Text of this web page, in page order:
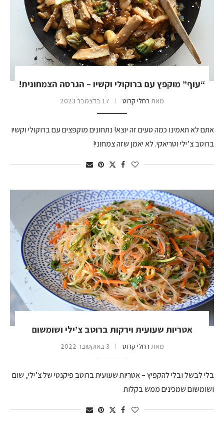
“עוף” מוקפץ עם ברוקולי וקשיו – הגרסה הצמחונית!
מאת רחלי קרוט 17 בדצמבר 2023
אתם לא תאמינו כמה טעים זה יוצא! נתחונים מוקפצים עם ברוקולי וקשיו
ברוטב צ’ילי וטריאקי. לא יאמן שזה צמחוני!
אטריות שעועית וירקות ברוטב צ’ילי ושומשום
מאת רחלי קרוט 3 באוקטובר 2022
בלי לבשל ובלי להקפיץ – אטריות שעועית ברוטב פיקנטי של צ’ילי, שום
ושומשום שמכינים ממש בקלות